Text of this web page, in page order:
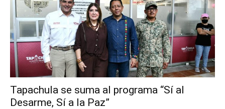
Tapachula se suma al programa “Sí al
Desarme, Sí a la Paz”